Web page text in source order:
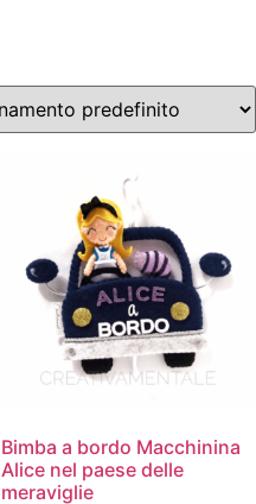
Bimba a bordo Macchinina
Alice nel paese delle
meraviglie